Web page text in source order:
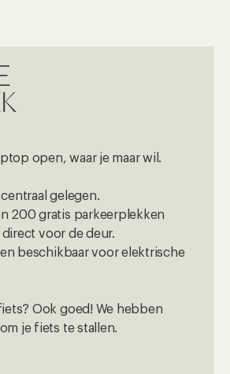
open, waar je maar wil.
gelegen.
200 gratis parkeerplekken
voor de deur.
beschikbaar voor elektrische
Ook goed! We hebben
je fiets te stallen.